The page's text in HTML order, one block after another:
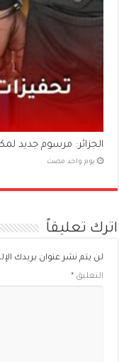
الجزائر: مرسوم جديد
‏يوم واحد مضت
اترك تعليقاً
لن يتم نشر عنوان بريدك
التعليق*